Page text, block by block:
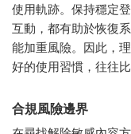
使用軌跡。保持穩定
互動，都有助於恢復
能加重風險。因此，
好的使用習慣，往往
合規風險邊界